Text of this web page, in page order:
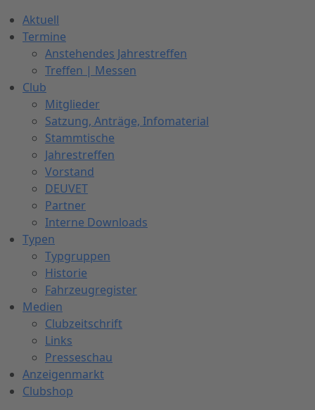
Aktuell
Termine
Anstehendes Jahrestreffen
Treffen | Messen
Club
Mitglieder
Satzung, Anträge, Infomaterial
Stammtische
Jahrestreffen
Vorstand
DEUVET
Partner
Interne Downloads
Typen
Typgruppen
Historie
Fahrzeugregister
Medien
Clubzeitschrift
Links
Presseschau
Anzeigenmarkt
Clubshop